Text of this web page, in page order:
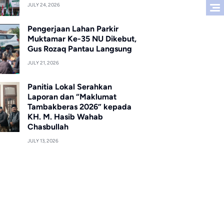
JULY 24, 2026
Pengerjaan Lahan Parkir
Muktamar Ke-35 NU Dikebut,
Gus Rozaq Pantau Langsung
JULY 21, 2026
Panitia Lokal Serahkan
Laporan dan “Maklumat
Tambakberas 2026” kepada
KH. M. Hasib Wahab
Chasbullah
JULY 13, 2026